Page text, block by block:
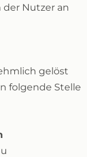
der Nutzer an
gelöst
folgende Stelle